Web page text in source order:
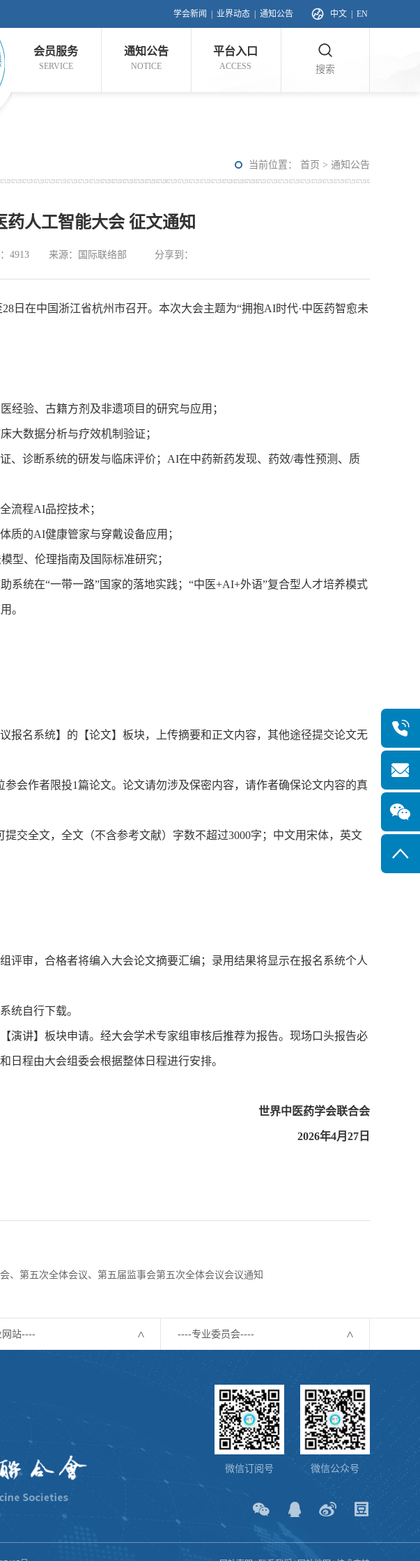
学会新闻 业界动态 通知公告 中文 EN
会员服务
SERVICE
通知公告
NOTICE
平台入口
ACCESS 搜索
当前位置： 首页 > 通知公告
药人工智能大会 征文通知
4913 来源：国际联络部 分享到：
在中国浙江省杭州市召开。本次大会主题为“拥抱AI时代·中医药智愈未
经验、古籍方剂及非遗项目的研究与应用；
大数据分析与疗效机制验证；
、诊断系统的研发与临床评价；AI在中药新药发现、药效/毒性预测、质
流程AI品控技术；
质的AI健康管家与穿戴设备应用；
型、伦理指南及国际标准研究；
系统在“一带一路”国家的落地实践；“中医+AI+外语”复合型人才培养模式
。
报名系统】的【论文】板块，上传摘要和正文内容，其他途径提交论文无
会作者限投1篇论文。论文请勿涉及保密内容，请作者确保论文内容的真
交全文，全文（不含参考文献）字数不超过3000字；中文用宋体，英文
评审，合格者将编入大会论文摘要汇编；录用结果将显示在报名系统个人
统自行下载。
演讲】板块申请。经大会学术专家组审核后推荐为报告。现场口头报告必
日程由大会组委会根据整体日程进行安排。
世界中医药学会联合会
2026年4月27日
、第五次全体会议、第五届监事会第五次全体会议会议通知
站---- ----专业委员会----
微信订阅号 微信公众号